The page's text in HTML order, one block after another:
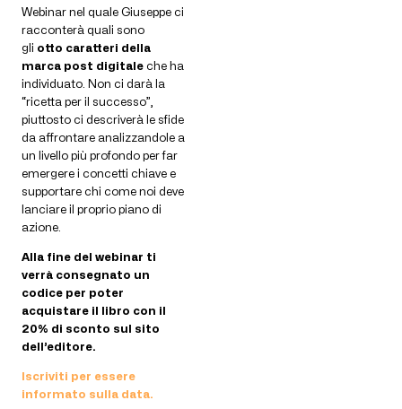
Webinar nel quale Giuseppe ci
racconterà quali sono
gli otto caratteri della
marca post digitale che ha
individuato. Non ci darà la
“ricetta per il successo”,
piuttosto ci descriverà le sfide
da affrontare analizzandole a
un livello più profondo per far
emergere i concetti chiave e
supportare chi come noi deve
lanciare il proprio piano di
azione.
Alla fine del webinar ti
verrà consegnato un
codice per poter
acquistare il libro con il
20% di sconto sul sito
dell’editore.
Iscriviti per essere
informato sulla data.